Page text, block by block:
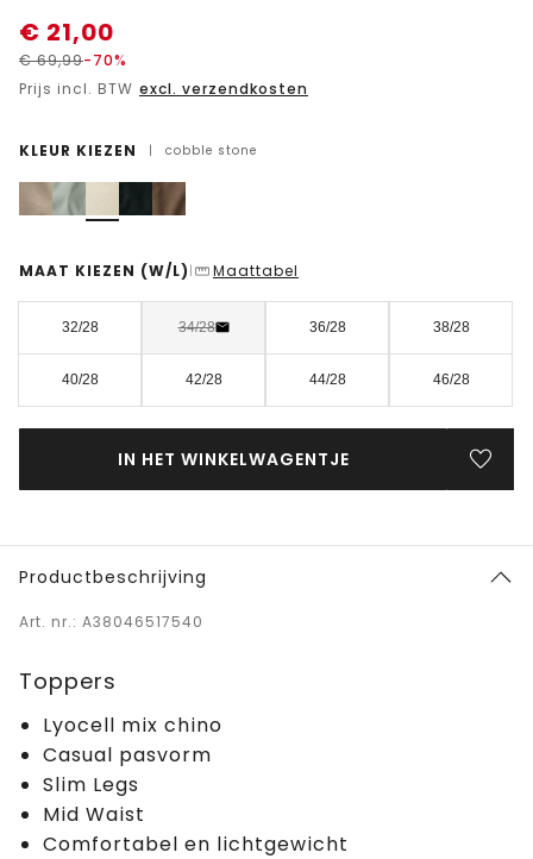
€ 21,00
€69,99-70%
Prijs incl. BTW excl. verzendkosten
KLEUR KIEZEN | cobble stone
MAAT KIEZEN (W/L) | Maattabel
32/28 34/28 36/28 38/28
40/28 42/28 44/28 46/28
IN HET WINKELWAGENTJE
Productbeschrijving
Art. nr.: A38046517540
Toppers
Lyocell mix chino
Casual pasvorm
Slim Legs
Mid Waist
Comfortabel en lichtgewicht